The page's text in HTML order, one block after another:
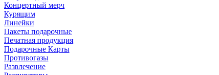
Концертный мерч
Курящим
Линейки
Пакеты подарочные
Печатная продукция
Подарочные Карты
Противогазы
Развлечение